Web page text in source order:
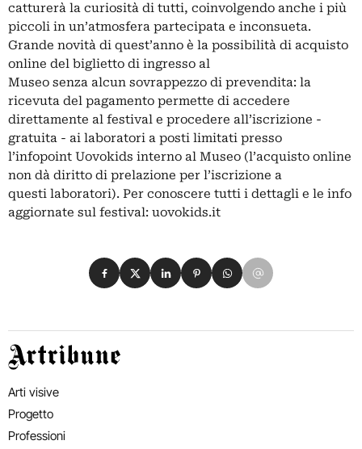
catturerà la curiosità di tutti, coinvolgendo anche i più
piccoli in un’atmosfera partecipata e inconsueta.
Grande novità di quest’anno è la possibilità di acquisto
online del biglietto di ingresso al
Museo senza alcun sovrappezzo di prevendita: la
ricevuta del pagamento permette di accedere
direttamente al festival e procedere all’iscrizione -
gratuita - ai laboratori a posti limitati presso
l’infopoint Uovokids interno al Museo (l’acquisto online
non dà diritto di prelazione per l’iscrizione a
questi laboratori). Per conoscere tutti i dettagli e le info
aggiornate sul festival: uovokids.it
Condividi su Facebook
Condividi su X
Condividi su LinkedIn
Condividi su Pinterest
Condividi su WhatsApp
Condividi su Email
Artribune
Arti visive
Progetto
Professioni